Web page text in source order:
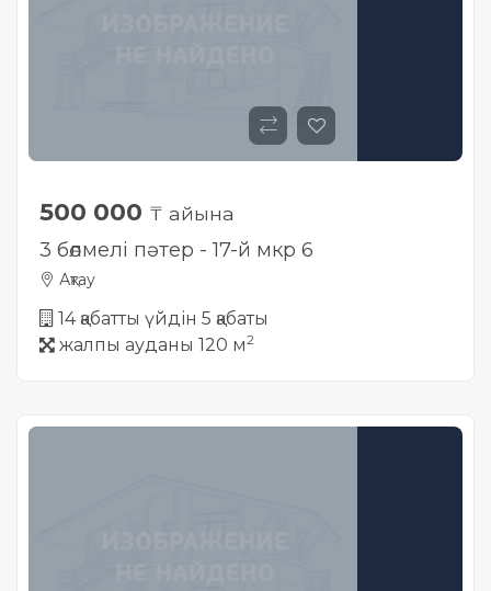
500 000 ₸ айына
3 бөлмелі пәтер - 17-й мкр 6
Ақтау
14 қабатты үйдін 5 қабаты
жалпы ауданы 120 м2